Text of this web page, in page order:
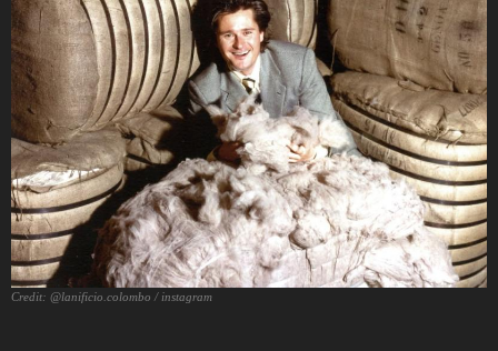
Credit: @lanificio.colombo / instagram